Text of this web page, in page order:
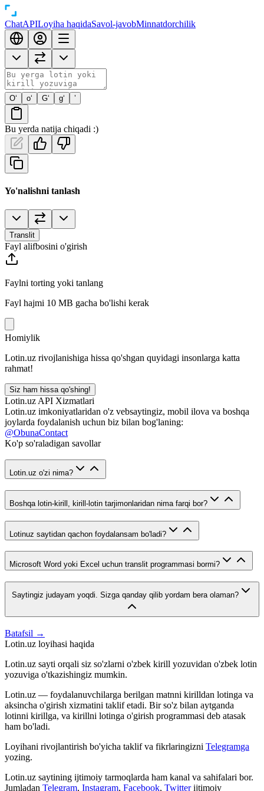
ChatAPILoyiha haqidaSavol-javobMinnatdorchilik
O‘ o‘ G‘ g‘ ’
Bu yerda natija chiqadi :)
Yo'nalishni tanlash
Translit
Fayl alifbosini o'girish
Faylni torting yoki tanlang
Fayl hajmi 10 MB gacha bo'lishi kerak
Homiylik
Lotin.uz rivojlanishiga hissa qo'shgan quyidagi insonlarga katta
rahmat!
Siz ham hissa qo'shing!
Lotin.uz API Xizmatlari
Lotin.uz imkoniyatlaridan o'z vebsaytingiz, mobil ilova va boshqa
joylarda foydalanish uchun biz bilan bog'laning:
@ObunaContact
Ko'p so'raladigan savollar
Lotin.uz o'zi nima?
Boshqa lotin-kirill, kirill-lotin tarjimonlaridan nima farqi bor?
Lotinuz saytidan qachon foydalansam bo'ladi?
Microsoft Word yoki Excel uchun translit programmasi bormi?
Saytingiz judayam yoqdi. Sizga qanday qilib yordam bera olaman?
Batafsil →
Lotin.uz loyihasi haqida
Lotin.uz sayti orqali siz so'zlarni o'zbek kirill yozuvidan o'zbek lotin
yozuviga o'tkazishingiz mumkin.
Lotin.uz — foydalanuvchilarga berilgan matnni kirilldan lotinga va
aksincha o'girish xizmatini taklif etadi. Bir so'z bilan aytganda
lotinni kirillga, va kirillni lotinga o'girish programmasi deb atasak
ham bo'ladi.
Loyihani rivojlantirish bo'yicha taklif va fikrlaringizni Telegramga
yozing.
Lotin.uz saytining ijtimoiy tarmoqlarda ham kanal va sahifalari bor.
Jumladan Telegram, Instagram, Facebook, Twitter ijtimoiy